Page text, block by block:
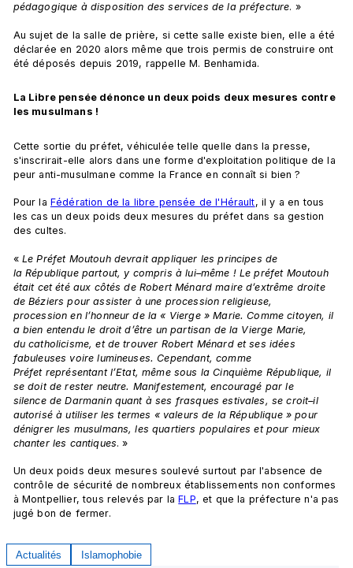
pédagogique à disposition des services de la préfecture. »
Au sujet de la salle de prière, si cette salle existe bien, elle a été
déclarée en 2020 alors même que trois permis de construire ont
été déposés depuis 2019, rappelle M. Benhamida.
La Libre pensée dénonce un deux poids deux mesures contre
les musulmans !
Cette sortie du préfet, véhiculée telle quelle dans la presse,
s'inscrirait-elle alors dans une forme d'exploitation politique de la
peur anti-musulmane comme la France en connaît si bien ?
Pour la Fédération de la libre pensée de l'Hérault, il y a en tous
les cas un deux poids deux mesures du préfet dans sa gestion
des cultes.
« Le Préfet Moutouh devrait appliquer les principes de
la République partout, y compris à lui–même ! Le préfet Moutouh
était cet été aux côtés de Robert Ménard maire d’extrême droite
de Béziers pour assister à une procession religieuse,
procession en l’honneur de la « Vierge » Marie. Comme citoyen, il
a bien entendu le droit d’être un partisan de la Vierge Marie,
du catholicisme, et de trouver Robert Ménard et ses idées
fabuleuses voire lumineuses. Cependant, comme
Préfet représentant l’Etat, même sous la Cinquième République, il
se doit de rester neutre. Manifestement, encouragé par le
silence de Darmanin quant à ses frasques estivales, se croit–il
autorisé à utiliser les termes « valeurs de la République » pour
dénigrer les musulmans, les quartiers populaires et pour mieux
chanter les cantiques. »
Un deux poids deux mesures soulevé surtout par l'absence de
contrôle de sécurité de nombreux établissements non conformes
à Montpellier, tous relevés par la FLP, et que la préfecture n'a pas
jugé bon de fermer.
Actualités Islamophobie